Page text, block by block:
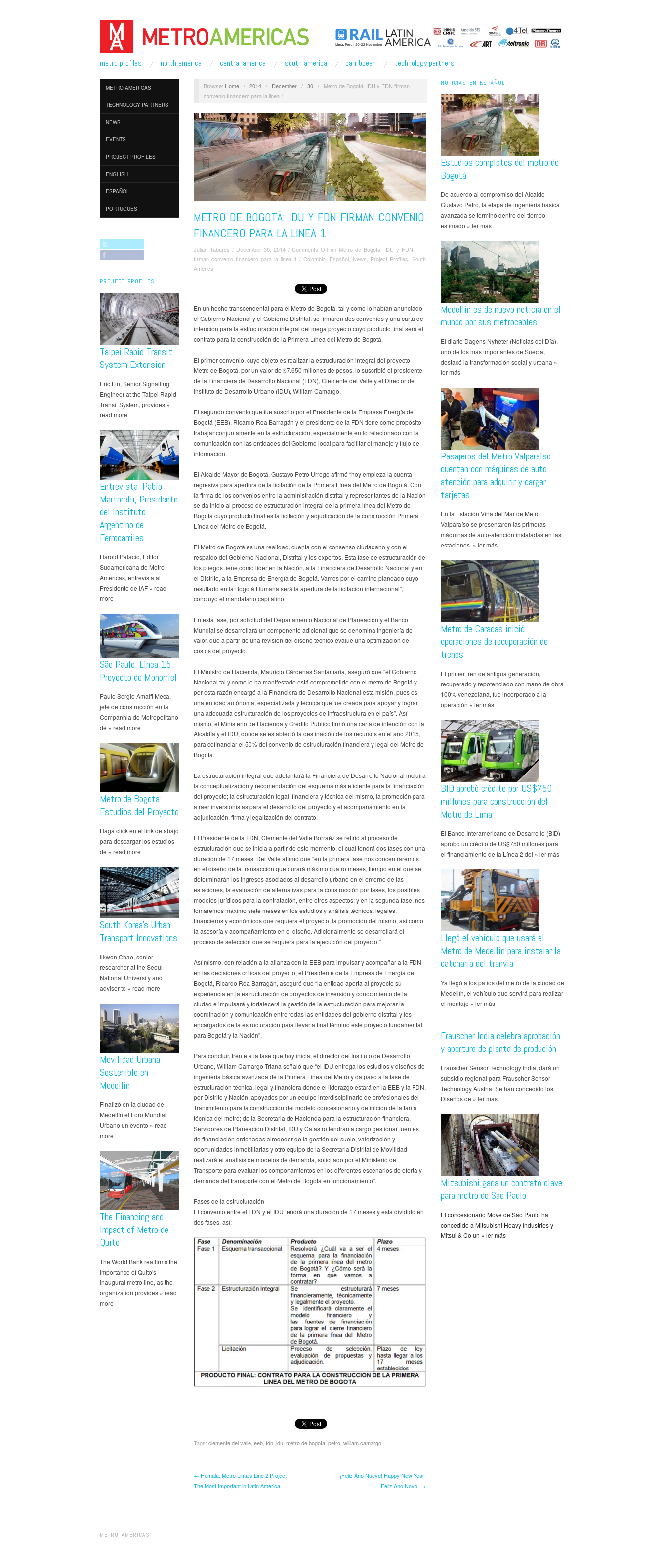
metro profiles north america central america south america carribbean technology partners
METRO AMERICAS
TECHNOLOGY PARTNERS
NEWS
EVENTS
PROJECT PROFILES
ENGLISH
ESPAÑOL
PORTUGUÊS
PROJECT PROFILES
Taipei Rapid Transit
System Extension
Eric Lin, Senior Signalling
Engineer at the Taipei Rapid
Transit System, provides »
read more
Entrevista: Pablo
Martorelli, Presidente
del Instituto
Argentino de
Ferrocarriles
Harold Palacio, Editor
Sudamericana de Metro
Americas, entrevista al
Presidente de IAF » read
more
São Paulo: Línea 15
Proyecto de Monorriel
Paulo Sergio Amalfi Meca,
jefe de construcción en la
Companhia do Metropolitano
de » read more
Metro de Bogota:
Estudios del Proyecto
Haga click en el link de abajo
para descargar los estudios
de » read more
South Korea’s Urban
Transport Innovations
Ilkwon Chae, senior
researcher at the Seoul
National University and
adviser to » read more
Movilidad Urbana
Sostenible en
Medellín
Finalizó en la ciudad de
Medellín el Foro Mundial
Urbano un evento » read
more
The Financing and
Impact of Metro de
Quito
The World Bank reaffirms the
importance of Quito's
inaugural metro line, as the
organization provides » read
more
Browse: Home / 2014 / December / 30 /
Metro de Bogotá: IDU y FDN firman
convenio financero para la linea 1
METRO DE BOGOTÁ: IDU Y FDN FIRMAN CONVENIO
FINANCERO PARA LA LINEA 1
Julian Tabares / December 30, 2014 / Comments Off on Metro de Bogotá: IDU y FDN
firman convenio financero para la linea 1 / Colombia Español News Project Profiles
South
America
En un hecho transcendental para el Metro de Bogotá, tal y como lo habían anunciado
el Gobierno Nacional y el Gobierno Distrital, se firmaron dos convenios y una carta de
intención para la estructuración integral del mega proyecto cuyo producto final será el
contrato para la construcción de la Primera Línea del Metro de Bogotá.
El primer convenio, cuyo objeto es realizar la estructuración integral del proyecto
Metro de Bogotá, por un valor de $7.650 millones de pesos, lo suscribió el presidente
de la Financiera de Desarrollo Nacional (FDN), Clemente del Valle y el Director del
Instituto de Desarrollo Urbano (IDU), William Camargo.
El segundo convenio que fue suscrito por el Presidente de la Empresa Energía de
Bogotá (EEB), Ricardo Roa Barragán y el presidente de la FDN tiene como propósito
trabajar conjuntamente en la estructuración, especialmente en lo relacionado con la
comunicación con las entidades del Gobierno local para facilitar el manejo y flujo de
información.
El Alcalde Mayor de Bogotá, Gustavo Petro Urrego afirmó “hoy empieza la cuenta
regresiva para apertura de la licitación de la Primera Línea del Metro de Bogotá. Con
la firma de los convenios entre la administración distrital y representantes de la Nación
se da inicio al proceso de estructuración integral de la primera línea del Metro de
Bogotá cuyo producto final es la licitación y adjudicación de la construcción Primera
Línea del Metro de Bogotá.
El Metro de Bogotá es una realidad, cuenta con el consenso ciudadano y con el
respaldo del Gobierno Nacional, Distrital y los expertos. Esta fase de estructuración de
los pliegos tiene como líder en la Nación, a la Financiera de Desarrollo Nacional y en
el Distrito, a la Empresa de Energía de Bogotá. Vamos por el camino planeado cuyo
resultado en la Bogotá Humana será la apertura de la licitación internacional”,
concluyó el mandatario capitalino.
En esta fase, por solicitud del Departamento Nacional de Planeación y el Banco
Mundial se desarrollará un componente adicional que se denomina ingeniería de
valor, que a partir de una revisión del diseño técnico evalúe una optimización de
costos del proyecto.
El Ministro de Hacienda, Mauricio Cárdenas Santamaría, aseguró que “el Gobierno
Nacional tal y como lo ha manifestado está comprometido con el metro de Bogotá y
por esta razón encargó a la Financiera de Desarrollo Nacional esta misión, pues es
una entidad autónoma, especializada y técnica que fue creada para apoyar y lograr
una adecuada estructuración de los proyectos de infraestructura en el país”. Así
mismo, el Ministerio de Hacienda y Crédito Público firmó una carta de intención con la
Alcaldía y el IDU, donde se estableció la destinación de los recursos en el año 2015,
para cofinanciar el 50% del convenio de estructuración financiera y legal del Metro de
Bogotá.
La estructuración integral que adelantará la Financiera de Desarrollo Nacional incluirá
la conceptualización y recomendación del esquema más eficiente para la financiación
del proyecto; la estructuración legal, financiera y técnica del mismo, la promoción para
atraer inversionistas para el desarrollo del proyecto y el acompañamiento en la
adjudicación, firma y legalización del contrato.
El Presidente de la FDN, Clemente del Valle Borraéz se refirió al proceso de
estructuración que se inicia a partir de este momento, el cual tendrá dos fases con una
duración de 17 meses. Del Valle afirmó que “en la primera fase nos concentraremos
en el diseño de la transacción que durará máximo cuatro meses, tiempo en el que se
determinarán los ingresos asociados al desarrollo urbano en el entorno de las
estaciones, la evaluación de alternativas para la construcción por fases, los posibles
modelos jurídicos para la contratación, entre otros aspectos; y en la segunda fase, nos
tomaremos máximo siete meses en los estudios y análisis técnicos, legales,
financieros y económicos que requiera el proyecto, la promoción del mismo, así como
la asesoría y acompañamiento en el diseño. Adicionalmente se desarrollará el
proceso de selección que se requiera para la ejecución del proyecto.”
Así mismo, con relación a la alianza con la EEB para impulsar y acompañar a la FDN
en las decisiones críticas del proyecto, el Presidente de la Empresa de Energía de
Bogotá, Ricardo Roa Barragán, aseguró que “la entidad aporta al proyecto su
experiencia en la estructuración de proyectos de inversión y conocimiento de la
ciudad e impulsará y fortalecerá la gestión de la estructuración para mejorar la
coordinación y comunicación entre todas las entidades del gobierno distrital y los
encargados de la estructuración para llevar a final término este proyecto fundamental
para Bogotá y la Nación”.
Para concluir, frente a la fase que hoy inicia, el director del Instituto de Desarrollo
Urbano, William Camargo Triana señaló que “el IDU entrega los estudios y diseños de
ingeniería básica avanzada de la Primera Línea del Metro y da paso a la fase de
estructuración técnica, legal y financiera donde el liderazgo estará en la EEB y la FDN,
por Distrito y Nación, apoyados por un equipo interdisciplinario de profesionales del
Transmilenio para la construcción del modelo concesionario y definición de la tarifa
técnica del metro; de la Secretaria de Hacienda para la estructuración financiera.
Servidores de Planeación Distrital, IDU y Catastro tendrán a cargo gestionar fuentes
de financiación ordenadas alrededor de la gestión del suelo, valorización y
oportunidades inmobiliarias y otro equipo de la Secretaria Distrital de Movilidad
realizará el análisis de modelos de demanda, solicitado por el Ministerio de
Transporte para evaluar los comportamientos en los diferentes escenarios de oferta y
demanda del transporte con el Metro de Bogotá en funcionamiento”.
Fases de la estructuración
El convenio entre el FDN y el IDU tendrá una duración de 17 meses y está dividido en
dos fases, así:
Tags: clemente del valle, eeb, fdn, idu, metro de bogota, petro, william camargo
← Humala: Metro Lima’s Line 2 Project
The Most Important in Latin America
¡Feliz Año Nuevo! Happy New Year!
Feliz Ano Novo! →
NOTICIAS EN ESPAÑOL
Estudios completos del metro de
Bogotá
De acuerdo al compromiso del Alcalde
Gustavo Petro, la etapa de ingeniería básica
avanzada se terminó dentro del tiempo
estimado » ler más
Medellín es de nuevo noticia en el
mundo por sus metrocables
El diario Dagens Nyheter (Noticias del Día),
uno de los más importantes de Suecia,
destacó la transformación social y urbana »
ler más
Pasajeros del Metro Valparaíso
cuentan con máquinas de auto-
atención para adquirir y cargar
tarjetas
En la Estación Viña del Mar de Metro
Valparaíso se presentaron las primeras
máquinas de auto-atención instaladas en las
estaciones. » ler más
Metro de Caracas inició
operaciones de recuperación de
trenes
El primer tren de antigua generación,
recuperado y repotenciado con mano de obra
100% venezolana, fue incorporado a la
operación » ler más
BID aprobó crédito por US$750
millones para construcción del
Metro de Lima
El Banco Interamericano de Desarrollo (BID)
aprobó un crédito de US$750 millones para
el financiamiento de la Línea 2 del » ler más
Llegó el vehículo que usará el
Metro de Medellín para instalar la
catenaria del tranvía
Ya llegó a los patios del metro de la ciudad de
Medellín, el vehículo que servirá para realizar
el montaje » ler más
Frauscher India celebra aprobación
y apertura de planta de produción
Frauscher Sensor Technology India, dará un
subsidio regional para Frauscher Sensor
Technology Austria. Se han concedido los
Diseños de » ler más
Mitsubishi gana un contrato clave
para metro de Sao Paulo
El concesionario Move de Sao Paulo ha
concedido a Mitsubishi Heavy Industries y
Mitsui & Co un » ler más
METRO AMERICAS